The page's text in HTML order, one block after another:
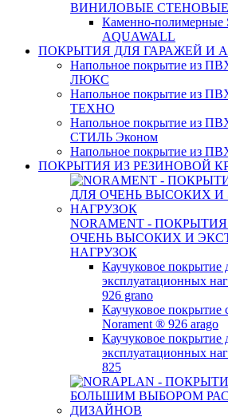
ВИНИЛОВЫЕ
Каменно-полимерные
AQUAWALL
ПОКРЫТИЯ ДЛЯ ГАРАЖЕЙ И
Напольное покрытие из
ЛЮКС
Напольное покрытие из
ТЕХНО
Напольное покрытие из
СТИЛЬ Эконом
Напольное покрытие из
ПОКРЫТИЯ ИЗ РЕЗИНОВОЙ
NORAMENT -
ОЧЕНЬ ВЫСОКИХ И
НАГРУЗОК
Каучуковое покрытие
эксплуатационных
926 grano
Каучуковое покрытие
Norament ® 926 arago
Каучуковое
эксплуатационных
825